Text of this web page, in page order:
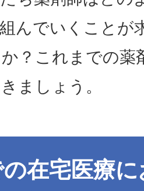
んでいくことが
？これまでの薬
ましょう。
在宅医療